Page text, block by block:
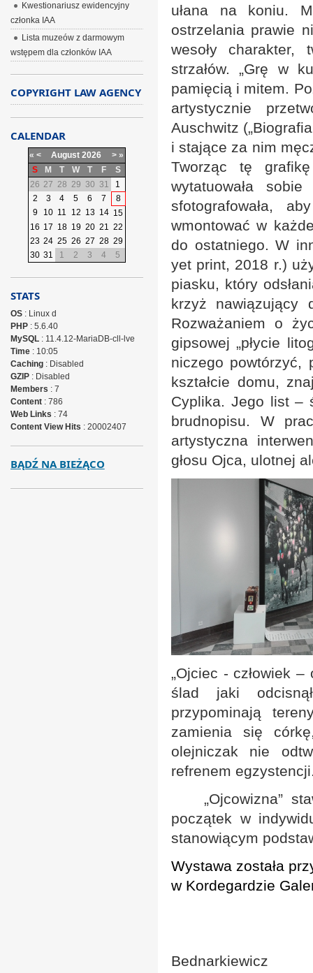
ułana na koniu.
ostrzelania prawie
wesoły charakter,
strzałów. „Grę w
pamięcią i mitem.
artystycznie
Auschwitz
i stające za nim
Tworząc tę
wytatuowała
sfotografowała,
wmontować w
do ostatniego. W
yet print, 2018 r.)
piasku, który
krzyż nawiązujący
Rozważaniem o
gipsowej „płycie
niczego powtórzyć,
kształcie domu,
Cyplika. Jego list –
brudnopisu. W
artystyczna
głosu Ojca, ulotnej
„Ojciec - człowiek
ślad jaki
przypominają
zamienia się
olejniczak nie
refrenem
„Ojcowizna”
początek w
stanowiącym
Wystawa została
w Kordegardzie
Bednarkiewicz
Kwestionariusz ewidencyjny
członka IAA
Lista muzeów z darmowym
wstępem dla członków IAA
COPYRIGHT LAW AGENCY
CALENDAR
« < August 2026 > »
S
M T W T F
S
26 27 28 29 30 31
1
2
3 4 5 6 7
8
9
10 11 12 13 14 15
16 17 18 19 20 21 22
23 24 25 26 27 28 29
30 31 1 2 3 4 5
STATS
OS: Linux d
PHP: 5.6.40
MySQL: 11.4.12-MariaDB-cll-lve
Time: 10:05
Caching: Disabled
GZIP: Disabled
Members : 7
Content: 786
Web Links : 74
Content View Hits : 20002407
BĄDŹ NA BIEŻĄCO